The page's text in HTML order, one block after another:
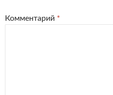
Комментарий *